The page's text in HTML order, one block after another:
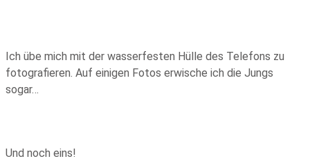
Ich übe mich mit der wasserfesten Hülle des Telefons zu
fotografieren. Auf einigen Fotos erwische ich die Jungs
sogar…
Und noch eins!